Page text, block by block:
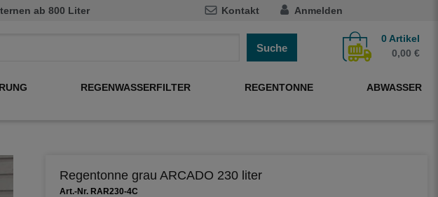
ab 800 Liter Kontakt Anmelden
Suche
0Artikel
0,00 €
REGENWASSERFILTER REGENTONNE ABWASSER
Regentonne grau ARCADO 230 liter
Art.-Nr. RAR230-4C